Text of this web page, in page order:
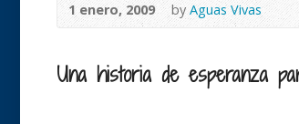
1 enero, 2009 by Aguas Vivas
Una historia de esperanza